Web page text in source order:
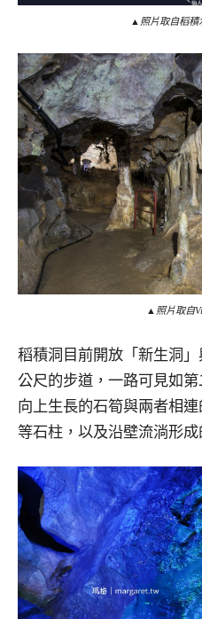
▲照片取自稻積
▲照片取自
稻積洞目前開放「新生洞
公尺的步道，一路可見如
向上生長的石筍與兩者相連
等石柱，以及沿壁流淌形成